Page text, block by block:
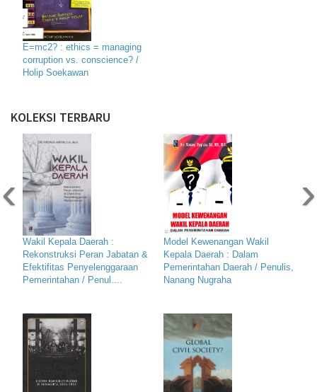
E=mc2? : ethics = managing
corruption vs. conscience? /
Holip Soekawan
KOLEKSI TERBARU
Wakil Kepala Daerah :
Rekonstruksi Peran Jabatan &
Efektifitas Penyelenggaraan
Pemerintahan / Penul....
Model Kewenangan Wakil
Kepala Daerah : Dalam
Pemerintahan Daerah / Penulis,
Nanang Nugraha
‹ ›